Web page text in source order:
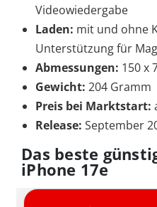
Videowiedergabe
Laden: mit und ohne
Unterstützung für
Abmessungen: 150 x
Gewicht: 204 Gramm
Preis bei Marktstart:
Release: September
Das beste
iPhone 17e